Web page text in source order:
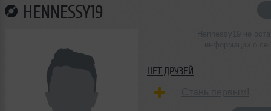
HENNESSY19
НЕТ ДРУЗЕЙ